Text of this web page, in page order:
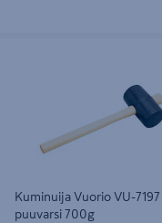
Kuminuija Vuorio VU-7197
puuvarsi 700g